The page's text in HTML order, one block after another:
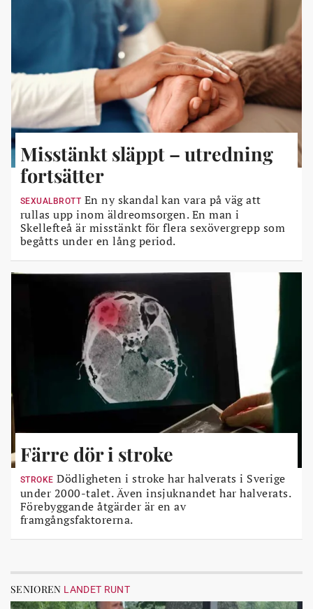
Misstänkt släppt – utredning
fortsätter
SEXUALBROTT En ny skandal kan vara på väg att
rullas upp inom äldreomsorgen. En man i
Skellefteå är misstänkt för flera sexövergrepp som
begåtts under en lång period.
Färre dör i stroke
STROKE Dödligheten i stroke har halverats i Sverige
under 2000-talet. Även insjuknandet har halverats.
Förebyggande åtgärder är en av
framgångsfaktorerna.
SENIOREN LANDET RUNT